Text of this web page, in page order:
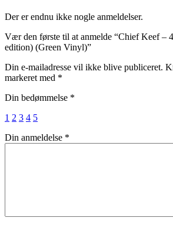
Der er endnu ikke nogle anmeldelser.
Vær den første til at anmelde “Chief Keef –
edition) (Green Vinyl)”
Din e-mailadresse vil ikke blive publiceret.
markeret med *
Din bedømmelse *
1 2 3 4 5
Din anmeldelse *